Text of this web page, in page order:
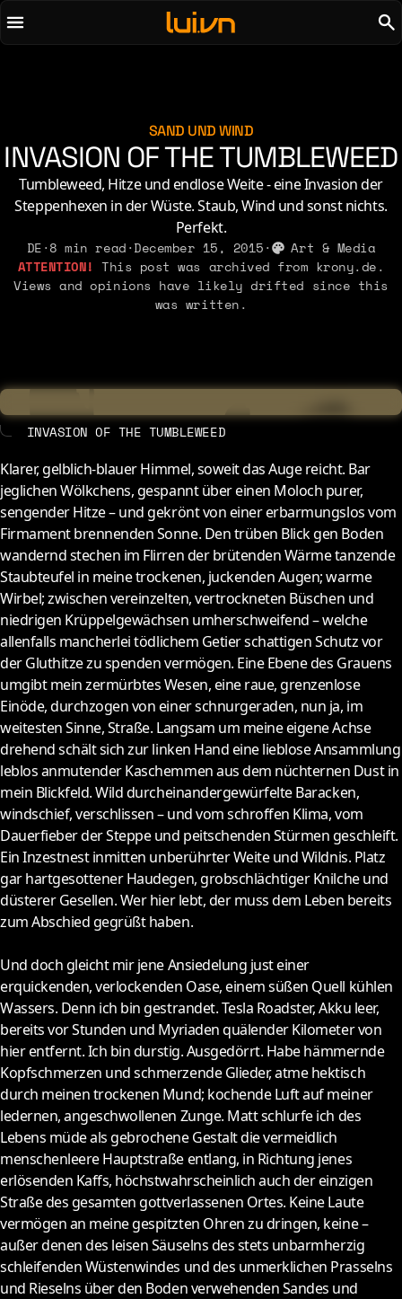
To main content
To menu
Code
Concrete & Steel
Curiosity & Science
Music
Nerdom & Games
Personal Lore
Politics & Ideology
2026
2021
2015
2014
2011
2010
About Contact
SAND UND WIND
INVASION OF THE TUMBLEWEED
Tumbleweed, Hitze und endlose Weite - eine Invasion der
Steppenhexen in der Wüste. Staub, Wind und sonst nichts.
Perfekt.
DE·8 min read·December 15, 2015·
Art & Media
This post was archived from krony.de.
Views and opinions have likely drifted since this
was written.
INVASION OF THE TUMBLEWEED
Klarer, gelblich-blauer Himmel, soweit das Auge reicht. Bar
jeglichen Wölkchens, gespannt über einen Moloch purer,
sengender Hitze – und gekrönt von einer erbarmungslos vom
Firmament brennenden Sonne. Den trüben Blick gen Boden
wandernd stechen im Flirren der brütenden Wärme tanzende
Staubteufel in meine trockenen, juckenden Augen; warme
Wirbel; zwischen vereinzelten, vertrockneten Büschen und
niedrigen Krüppelgewächsen umherschweifend – welche
allenfalls mancherlei tödlichem Getier schattigen Schutz vor
der Gluthitze zu spenden vermögen. Eine Ebene des Grauens
umgibt mein zermürbtes Wesen, eine raue, grenzenlose
Einöde, durchzogen von einer schnurgeraden, nun ja, im
weitesten Sinne, Straße. Langsam um meine eigene Achse
drehend schält sich zur linken Hand eine lieblose Ansammlung
leblos anmutender Kaschemmen aus dem nüchternen Dust in
mein Blickfeld. Wild durcheinandergewürfelte Baracken,
windschief, verschlissen – und vom schroffen Klima, vom
Dauerfieber der Steppe und peitschenden Stürmen geschleift.
Ein Inzestnest inmitten unberührter Weite und Wildnis. Platz
gar hartgesottener Haudegen, grobschlächtiger Knilche und
düsterer Gesellen. Wer hier lebt, der muss dem Leben bereits
zum Abschied gegrüßt haben.
Und doch gleicht mir jene Ansiedelung just einer
erquickenden, verlockenden Oase, einem süßen Quell kühlen
Wassers. Denn ich bin gestrandet. Tesla Roadster, Akku leer,
bereits vor Stunden und Myriaden quälender Kilometer von
hier entfernt. Ich bin durstig. Ausgedörrt. Habe hämmernde
Kopfschmerzen und schmerzende Glieder, atme hektisch
durch meinen trockenen Mund; kochende Luft auf meiner
ledernen, angeschwollenen Zunge. Matt schlurfe ich des
Lebens müde als gebrochene Gestalt die vermeidlich
menschenleere Hauptstraße entlang, in Richtung jenes
erlösenden Kaffs, höchstwahrscheinlich auch der einzigen
Straße des gesamten gottverlassenen Ortes. Keine Laute
vermögen an meine gespitzten Ohren zu dringen, keine –
außer denen des leisen Säuselns des stets unbarmherzig
schleifenden Wüstenwindes und des unmerklichen Prasselns
und Rieselns über den Boden verwehenden Sandes und